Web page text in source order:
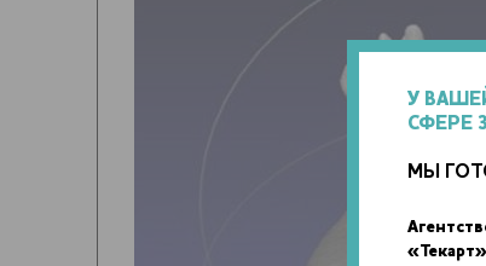
У
СФЕРЕ
МЫ